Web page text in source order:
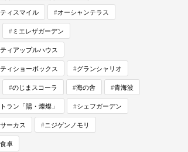
ィスマイル オーシャンテラス
ミエレザガーデン
ィアップルハウス
ィショーボックス グランシャリオ
のじまスコーラ 海の舎 青海波
ラン「陽・燦燦」 シェフガーデン
ーカス ニジゲンノモリ
卓